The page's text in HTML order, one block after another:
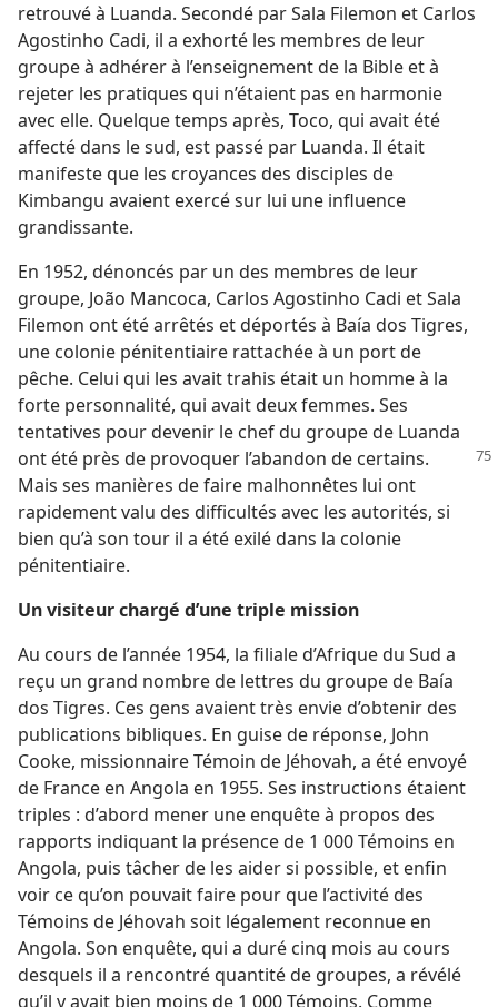
retrouvé à Luanda. Secondé par Sala Filemon et Carlos
Agostinho Cadi, il a exhorté les membres de leur
groupe à adhérer à l’enseignement de la Bible et à
rejeter les pratiques qui n’étaient pas en harmonie
avec elle. Quelque temps après, Toco, qui avait été
affecté dans le sud, est passé par Luanda. Il était
manifeste que les croyances des disciples de
Kimbangu avaient exercé sur lui une influence
grandissante.
En 1952, dénoncés par un des membres de leur
groupe, João Mancoca, Carlos Agostinho Cadi et Sala
Filemon ont été arrêtés et déportés à Baía dos Tigres,
une colonie pénitentiaire rattachée à un port de
pêche. Celui qui les avait trahis était un homme à la
forte personnalité, qui avait deux femmes. Ses
tentatives pour devenir le chef du groupe de Luanda
ont été près de provoquer l’abandon de certains.
Mais ses manières de faire malhonnêtes lui ont
rapidement valu des difficultés avec les autorités, si
bien qu’à son tour il a été exilé dans la colonie
pénitentiaire.
Un visiteur chargé d’une triple mission
Au cours de l’année 1954, la filiale d’Afrique du Sud a
reçu un grand nombre de lettres du groupe de Baía
dos Tigres. Ces gens avaient très envie d’obtenir des
publications bibliques. En guise de réponse, John
Cooke, missionnaire Témoin de Jéhovah, a été envoyé
de France en Angola en 1955. Ses instructions étaient
triples : d’abord mener une enquête à propos des
rapports indiquant la présence de 1 000 Témoins en
Angola, puis tâcher de les aider si possible, et enfin
voir ce qu’on pouvait faire pour que l’activité des
Témoins de Jéhovah soit légalement reconnue en
Angola. Son enquête, qui a duré cinq mois au cours
desquels il a rencontré quantité de groupes, a révélé
qu’il y avait bien moins de 1 000 Témoins. Comme